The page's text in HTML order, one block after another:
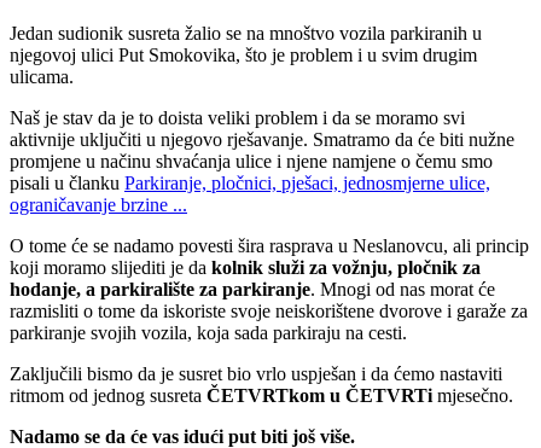
Jedan sudionik susreta žalio se na mnoštvo vozila parkiranih u
njegovoj ulici Put Smokovika, što je problem i u svim drugim
ulicama.
Naš je stav da je to doista veliki problem i da se moramo svi
aktivnije uključiti u njegovo rješavanje. Smatramo da će biti nužne
promjene u načinu shvaćanja ulice i njene namjene o čemu smo
pisali u članku Parkiranje, pločnici, pješaci, jednosmjerne ulice,
ograničavanje brzine ...
O tome će se nadamo povesti šira rasprava u Neslanovcu, ali princip
koji moramo slijediti je da kolnik služi za vožnju, pločnik za
hodanje, a parkiralište za parkiranje. Mnogi od nas morat će
razmisliti o tome da iskoriste svoje neiskorištene dvorove i garaže za
parkiranje svojih vozila, koja sada parkiraju na cesti.
Zaključili bismo da je susret bio vrlo uspješan i da ćemo nastaviti
ritmom od jednog susreta ČETVRTkom u ČETVRTi mjesečno.
Nadamo se da će vas idući put biti još više.